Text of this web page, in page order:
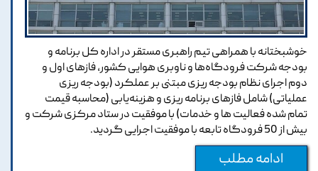
خوشبختانه با همراهی تیم راهبری مستقر در اداره کل برنامه و
بودجه شرکت فرودگاه‌ها و ناوبری هوایی کشور، فازهای اول و
دوم اجرای نظام بودجه ریزی مبتنی بر عملکرد (بودجه ریزی
عملیاتی) شامل فازهای برنامه ریزی و هزینه‌یابی (محاسبه قیمت
تمام شده فعالیت ها و خدمات) با موفقیت در ستاد مرکزی شرکت و
بیش از 50 فرودگاه تابعه با موفقیت اجرایی گردید.
ادامه مطلب